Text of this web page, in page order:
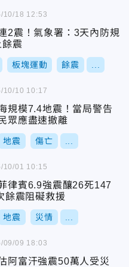
2震！氣象署：3天內防規
震
板塊運動 餘震
10/18 12:53
規模7.4地震！當局警告
眾應盡速撤離
地震 傷亡
10/10 10:17
律賓6.9強震釀26死147
震阻礙救援
地震 災情
10/01 10:15
阿富汗強震50萬人受災
09/09 18:03